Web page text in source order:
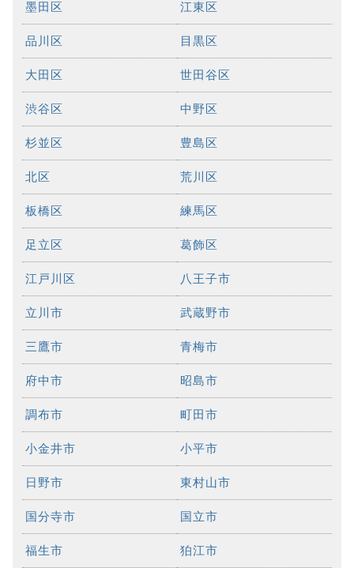
墨田区 江東区
品川区 目黒区
大田区 世田谷区
渋谷区 中野区
杉並区 豊島区
北区 荒川区
板橋区 練馬区
足立区 葛飾区
江戸川区 八王子市
立川市 武蔵野市
三鷹市 青梅市
府中市 昭島市
調布市 町田市
小金井市 小平市
日野市 東村山市
国分寺市 国立市
福生市 狛江市